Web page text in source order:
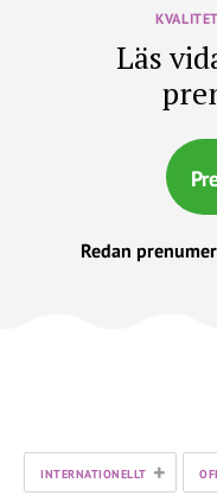
Läs
Redan
INTERNATIONELLT +